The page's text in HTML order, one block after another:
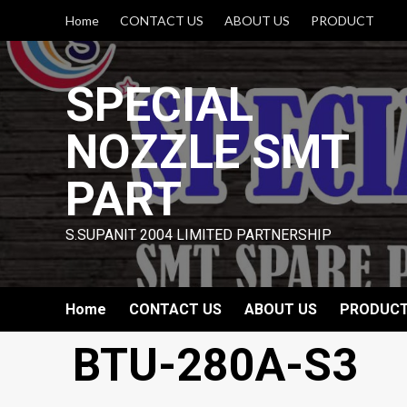
content
Home CONTACT US ABOUT US PRODUCT
SPECIAL
NOZZLE SMT
PART
S.SUPANIT 2004 LIMITED PARTNERSHIP
Home CONTACT US ABOUT US
BTU-280A-S3